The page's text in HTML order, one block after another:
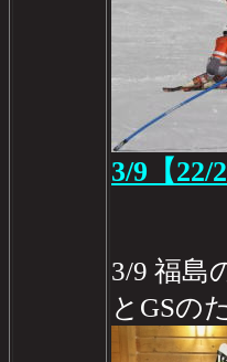
3/9【22/
3/9 福島
とGSの